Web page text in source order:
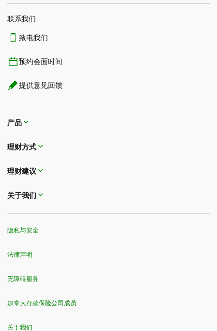
联系我们​​​​​​​
致电我们
预约会面时间
提供意见回馈
产品
理财方式
理财建议
关于我们
隐私与安全
法律声明
无障碍服务
加拿大存款保险公司成员
关于我们